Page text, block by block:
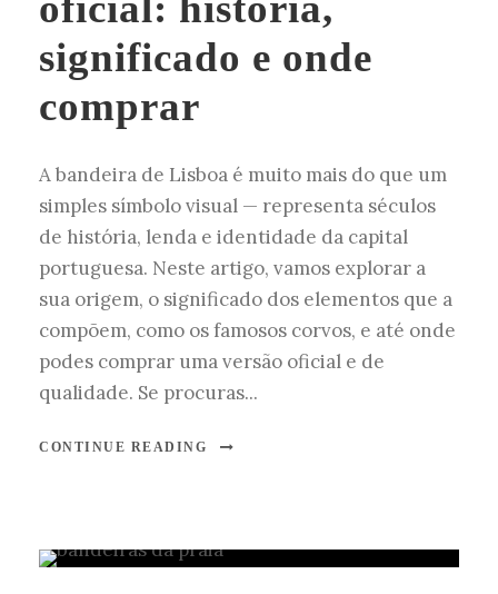
significado e onde
comprar
A bandeira de Lisboa é muito mais do que um
simples símbolo visual — representa séculos
de história, lenda e identidade da capital
portuguesa. Neste artigo, vamos explorar a
sua origem, o significado dos elementos que a
compõem, como os famosos corvos, e até onde
podes comprar uma versão oficial e de
qualidade. Se procuras...
CONTINUE READING